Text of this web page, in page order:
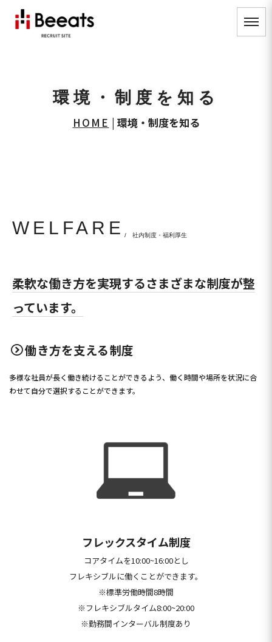
環境・制度を知る
HOME | 環境・制度を知る
WELFARE / 社内制度・福利厚生
柔軟な働き方を実現するさまざまな制度が整
っています。
働き方を支える制度
多様な社員が長く働き続けることができるよう、働く時間や場所を状況に合
わせて自分で選択することができます。
フレックスタイム制度
コアタイムを10:00~16:00とし
フレキシブルに働くことができます。
※標準労働時間8時間
※フレキシブルタイム8:00~20:00
※勤務間インターバル制度あり